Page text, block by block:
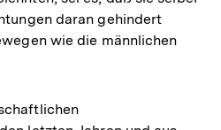
daran gehindert
wie die männlichen